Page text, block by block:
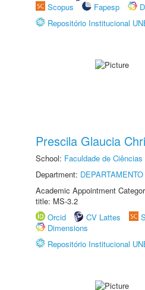
Scopus
Fapesp
Repositório Institucional
Prescila Glaucia
School: Faculdade de
Department:
Academic Appointment
title: MS-3.2
Orcid
CV Lattes
Dimensions
Repositório Institucional